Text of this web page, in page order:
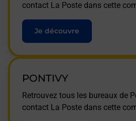
contact La Poste dans cette
Je découvre
PONTIVY
Retrouvez tous les bureaux de
contact La Poste dans cette